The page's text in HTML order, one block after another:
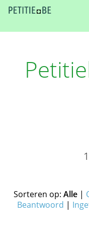
Sorteren op: Alle|
Beantwoord |